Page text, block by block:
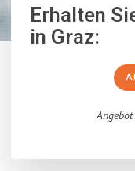
Erhalten
in Graz:
Angebot